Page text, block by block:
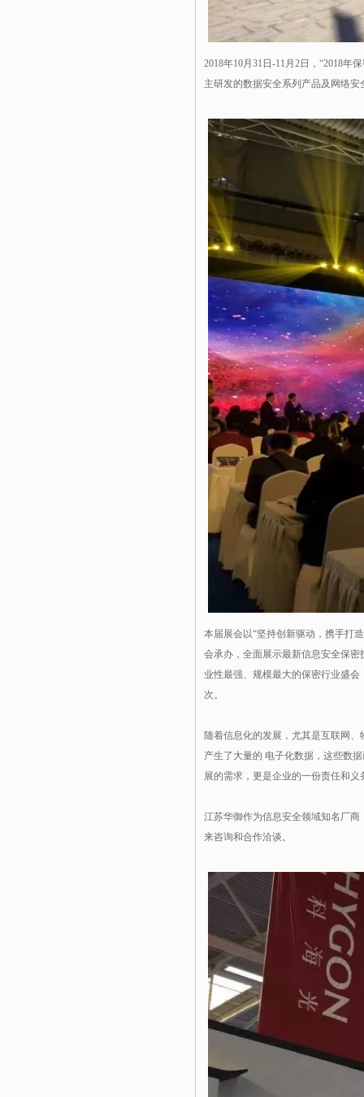
2018年10月31日-11月2日，“2018
主研发的数据安全系列产品及网络
本届展会以“坚持创新驱动，携手打
会承办，全面展示最新信息安全保
业性最强、规模最大的保密行业盛
次。
随着信息化的发展，尤其是互联网
产生了大量的 电子化数据，这些数
展的需求，更是企业的一份责任和义
江苏华御作为信息安全领域知名厂
来咨询和合作洽谈。